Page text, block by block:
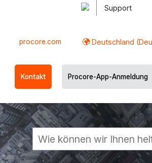
Support
procore.com Deutschland
Kontakt Procore-App-Anmeldung